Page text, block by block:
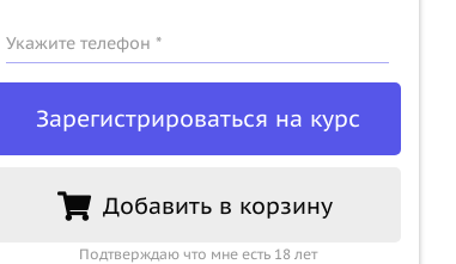
Укажите телефон *
Зарегистрироваться на курс
Добавить в корзину
Подтверждаю что мне есть 18 лет